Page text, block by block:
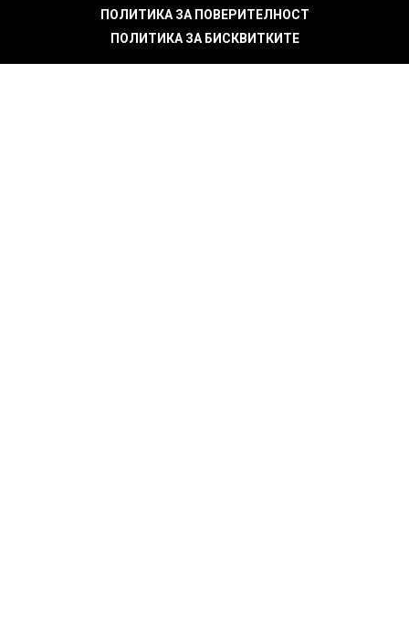
ПОЛИТИКА ЗА ПОВЕРИТЕЛНОСТ
ПОЛИТИКА ЗА БИСКВИТКИТЕ